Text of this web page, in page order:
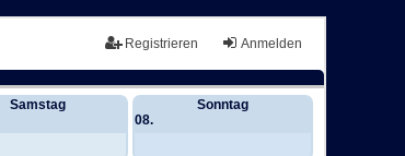
Anmelden
Registrieren
Samstag
Sonntag
08.